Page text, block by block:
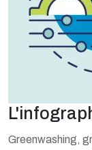
Greenwashing,